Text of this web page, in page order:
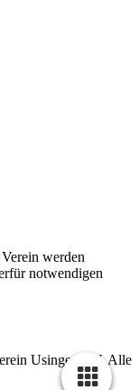
werden
notwendigen
Usingen e.V. Alle